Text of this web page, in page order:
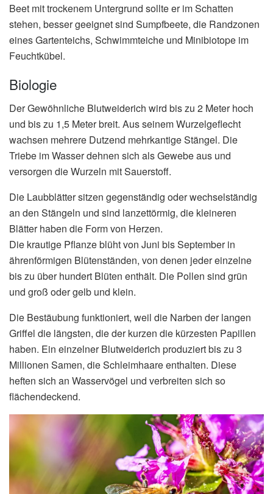
Beet mit trockenem Untergrund sollte er im Schatten
stehen, besser geeignet sind Sumpfbeete, die Randzonen
eines Gartenteichs, Schwimmteiche und Minibiotope im
Feuchtkübel.
Biologie
Der Gewöhnliche Blutweiderich wird bis zu 2 Meter hoch
und bis zu 1,5 Meter breit. Aus seinem Wurzelgeflecht
wachsen mehrere Dutzend mehrkantige Stängel. Die
Triebe im Wasser dehnen sich als Gewebe aus und
versorgen die Wurzeln mit Sauerstoff.
Die Laubblätter sitzen gegenständig oder wechselständig
an den Stängeln und sind lanzettörmig, die kleineren
Blätter haben die Form von Herzen.
Die krautige Pflanze blüht von Juni bis September in
ährenförmigen Blütenständen, von denen jeder einzelne
bis zu über hundert Blüten enthält. Die Pollen sind grün
und groß oder gelb und klein.
Die Bestäubung funktioniert, weil die Narben der langen
Griffel die längsten, die der kurzen die kürzesten Papillen
haben. Ein einzelner Blutweiderich produziert bis zu 3
Millionen Samen, die Schleimhaare enthalten. Diese
heften sich an Wasservögel und verbreiten sich so
flächendeckend.